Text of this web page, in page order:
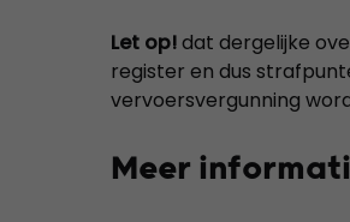
Let op!dat dergelijke
register en dus
vervoersvergunning
Meer